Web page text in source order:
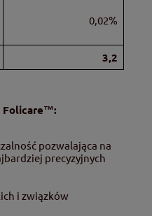
0,02%
3,2
Folicare™:
pozwalająca na
precyzyjnych
i związków